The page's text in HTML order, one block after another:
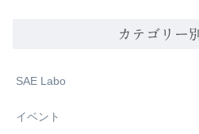
カテゴリー
SAE Labo
イベント